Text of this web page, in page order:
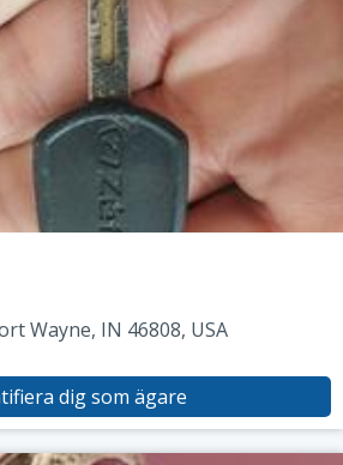
Wayne, IN 46808, USA
dig som ägare